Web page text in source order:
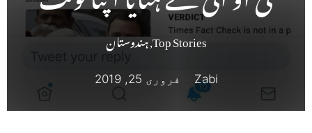
Top Stories
,ہندوستان
Zabi فروری 25, 2019